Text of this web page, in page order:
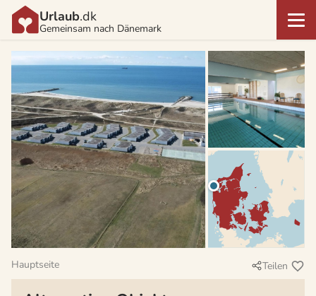
Urlaub.dk
Gemeinsam nach Dänemark
Hauptseite Teilen